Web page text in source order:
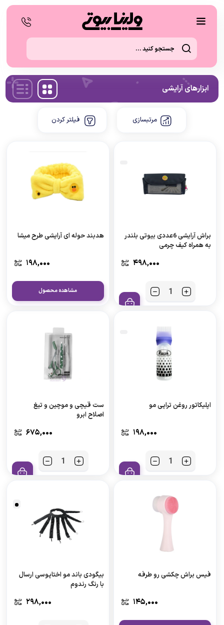
ابزارهای آرایشی
مرتبسازی فیلتر کردن
براش آرایشی 6عددی بیوتی بلندر
به همراه کیف چرمی
۴۹۸,۰۰۰
هدبند حوله ای آرایشی طرح میشا
۱۹۸,۰۰۰
مشاهده محصول
اپلیکاتور روغن تراپی مو
۱۹۸,۰۰۰
ست قیچی و موچین و تیغ
اصلاح ابرو
۶۷۵,۰۰۰
فیس براش چکشی رو طرفه
۱۴۵,۰۰۰
بیگودی باند مو اختاپوسی ارسال
با رنگ رندوم
۲۹۸,۰۰۰